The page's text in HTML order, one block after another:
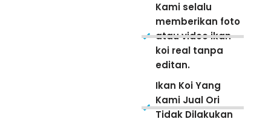
Kami selalu
memberikan foto
atau video ikan
koi real tanpa
editan.
Ikan Koi Yang
Kami Jual Ori
Tidak Dilakukan